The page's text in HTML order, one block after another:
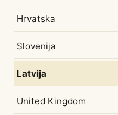
Hrvatska
Slovenija
Latvija
United Kingdom